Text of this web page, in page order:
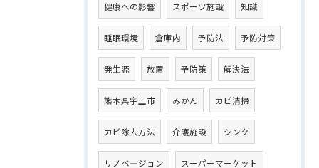
健康への影響 スポーツ施設 知識
睡眠環境 倉庫内 予防法 予防対策
発生源 放置 予防策 解決法
熊本県宇土市 みかん カビ清掃
カビ除去方法 介護施設 シンク
リノベ―ジョン スーパーマーケット